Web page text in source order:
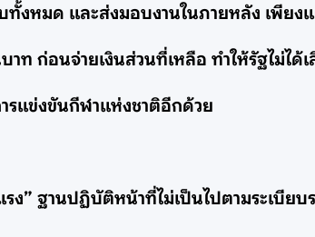
ทั้งหมด และส่งมอบงานในภายหลัง เพียง
ท ก่อนจ่ายเงินส่วนที่เหลือ ทำให้รัฐไม่ได้
รแข่งขันกีฬาแห่งชาติอีกด้วย
” ฐานปฏิบัติหน้าที่ไม่เป็นไปตามระเบียบ